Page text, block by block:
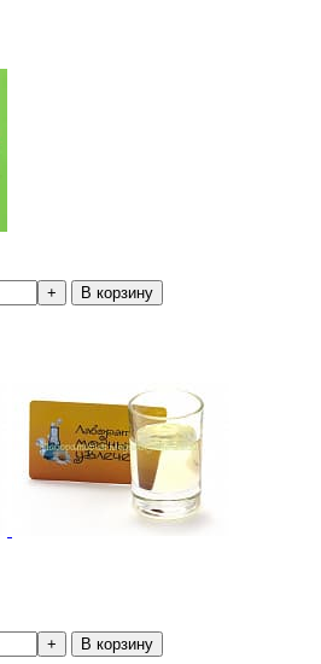
В корзину
В корзину